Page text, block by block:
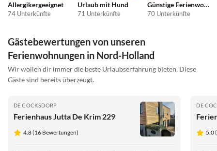
Allergikergeeignet
74 Unterkünfte
Urlaub mit Hund
71 Unterkünfte
Günstige Ferienwohnungen
70 Unterkünfte
Gästebewertungen von unseren
Ferienwohnungen in Nord-Holland
Wir wollen dir immer die beste Urlaubserfahrung bieten. Diese
Gäste sind bereits überzeugt.
DE COCKSDORP
Ferienhaus Jutta De Krim 229
4.8 (16 Bewertungen)
DE
5.0